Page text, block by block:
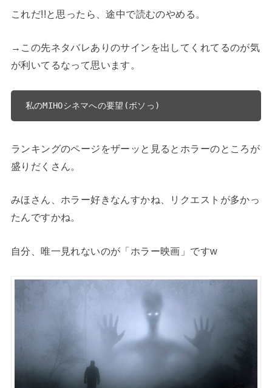
これだ!!と思ったら、途中で読むのやめる。
→この先ネタバレありのサインを出してくれてるのが気
が利いてるなって思います。
私のMIHOシネマへの要望(ボソっ)
ランキングのページをザーッと見るとホラーのところが
盛りだくさん。
みほさん、ホラー好きなんすかね、リクエストが多かっ
たんですかね。
自分、唯一見れないのが「ホラー映画」ですw